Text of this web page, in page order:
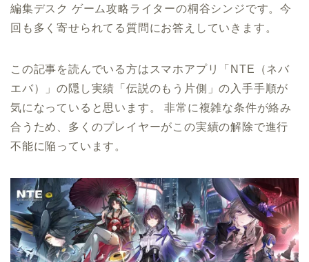
編集デスク ゲーム攻略ライターの桐谷シンジです。今
回も多く寄せられてる質問にお答えしていきます。
この記事を読んでいる方はスマホアプリ「NTE（ネバ
エバ）」の隠し実績「伝説のもう片側」の入手手順が
気になっていると思います。 非常に複雑な条件が絡み
合うため、多くのプレイヤーがこの実績の解除で進行
不能に陥っています。